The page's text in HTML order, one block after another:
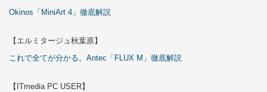
Okinos「MiniArt 4」徹底解説
【エルミタージュ秋葉原】
これで全てが分かる。Antec「FLUX M」徹底解説
【ITmedia PC USER】